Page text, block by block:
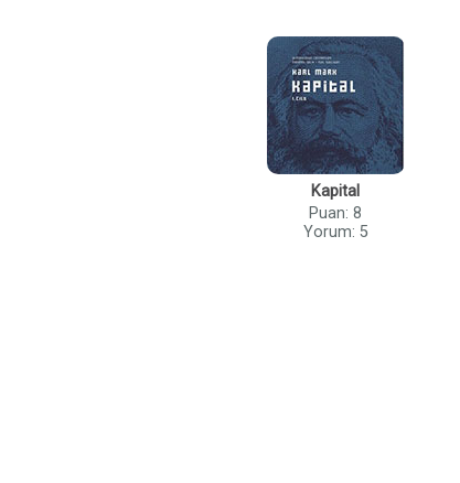
Kapital
Puan: 8
Yorum: 5